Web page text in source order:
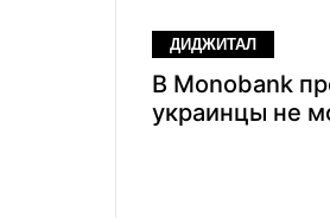
ДИДЖИТАЛ
В Monobank
украинцы не